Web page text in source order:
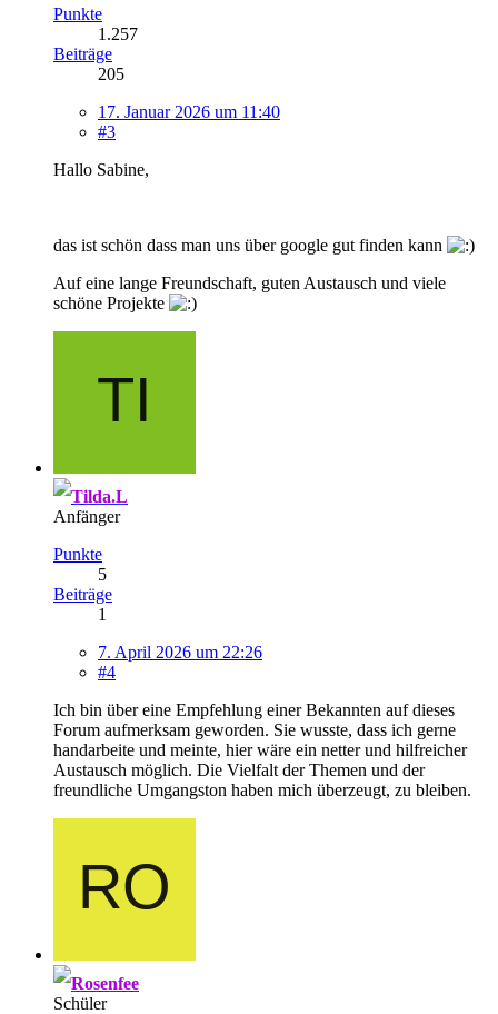
Punkte
1.257
Beiträge
205
17. Januar 2026 um 11:40
#3
Hallo Sabine,
das ist schön dass man uns über google gut finden kann
Auf eine lange Freundschaft, guten Austausch und viele
schöne Projekte
Tilda.L
Anfänger
Punkte
5
Beiträge
1
7. April 2026 um 22:26
#4
Ich bin über eine Empfehlung einer Bekannten auf dieses
Forum aufmerksam geworden. Sie wusste, dass ich gerne
handarbeite und meinte, hier wäre ein netter und hilfreicher
Austausch möglich. Die Vielfalt der Themen und der
freundliche Umgangston haben mich überzeugt, zu bleiben.
Rosenfee
Schüler